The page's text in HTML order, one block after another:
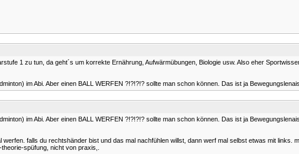
1 zu tun, da geht´s um korrekte Ernährung, Aufwärmübungen, Biologie usw. Also eher
im Abi. Aber einen BALL WERFEN ?!?!?!? sollte man schon können. Das ist ja
im Abi. Aber einen BALL WERFEN ?!?!?!? sollte man schon können. Das ist ja
falls du rechtshänder bist und das mal nachfühlen willst, dann werf mal selbst etwas mit
spüfung, nicht von praxis,.